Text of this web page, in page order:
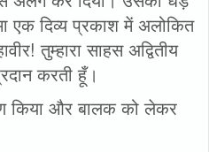
एक दिव्य प्रकाश में अलोकित
तुम्हारा साहस अद्वितीय
करती हूँ।
किया और बालक को लेकर